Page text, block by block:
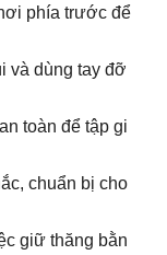
phía trước để
và dùng tay đỡ
toàn để tập gi
chuẩn bị cho
giữ thăng bằn